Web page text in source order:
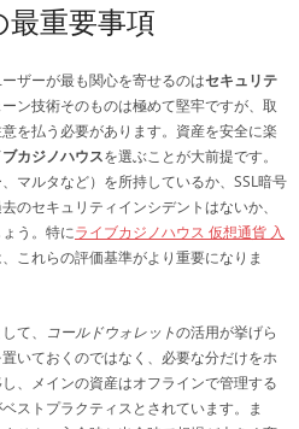
重要事項
ザーが最も関心を寄せるのはセキュリテ
ン技術そのものは極めて堅牢ですが、取
を払う必要があります。資産を安全に楽
カジノハウスを選ぶことが大前提です。
マルタなど）を所持しているか、SSL暗号
のセキュリティインシデントはないか、
う。特にライブカジノハウス 仮想通貨 入
これらの評価基準がより重要になりま
て、 コールドウォレットの活用が挙げら
いておくのではなく、必要な分だけをホ
、メインの資産はオフラインで管理する
ストプラクティスとされています。ま